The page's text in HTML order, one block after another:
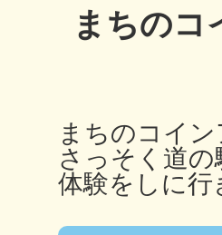
まちのコ
まちのコイ
さっそく道
体験をしに行